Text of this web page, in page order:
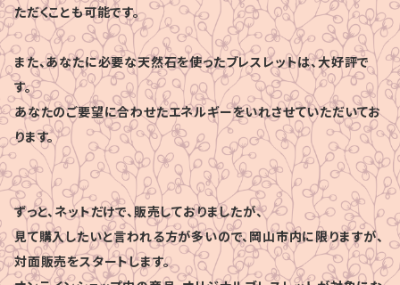
ただくことも可能です。
また、あなたに必要な天然石を使ったブレスレットは、大好評で
す。
あなたのご要望に合わせたエネルギーをいれさせていただいてお
ります。
ずっと、ネットだけで、販売しておりましたが、
見て購入したいと言われる方が多いので、岡山市内に限りますが、
対面販売をスタートします。